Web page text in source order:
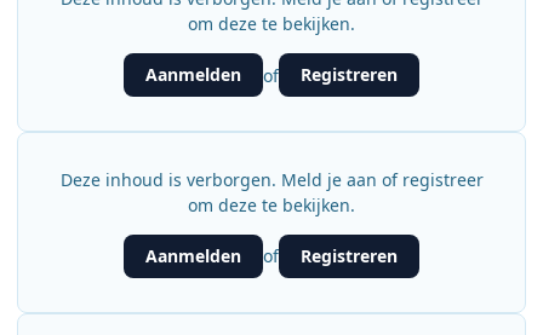
om deze te bekijken.
Aanmelden of Registreren
Deze inhoud is verborgen. Meld je aan of registreer
om deze te bekijken.
Aanmelden of Registreren